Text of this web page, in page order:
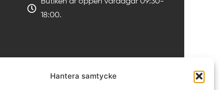
Hantera samtycke
18:00.